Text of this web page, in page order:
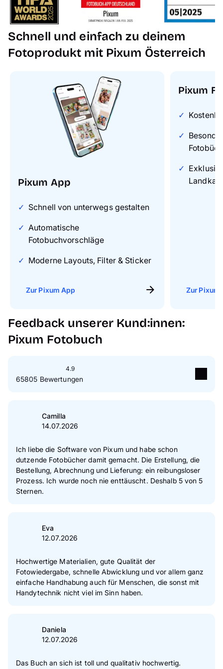
Schokoladenkuchen auchbesondere Gerichte
oder aufwendige Menüshinzu.
Schnell und einfach zu deinem
Fotoprodukt mit Pixum Österreich
Pixum App
Schnell von unterwegs gestalten
Automatische
Fotobuchvorschläge
Moderne Layouts, Filter & Sticker
Zur Pixum App
Pixum
Zur Pixum
Feedback unserer Kund:innen:
Pixum Fotobuch
4.9
65805 Bewertungen
Sterne
Sterne
2 Sterne
1 Sterne 0 %
Zur Echtheit der Bewertungen
Camilla
14.07.2026
Ich liebe die Software von Pixum und habe schon
dutzende Fotobücher damit gemacht. Die Erstellung, die
Bestellung, Abrechnung und Lieferung: ein reibungsloser
Prozess. Ich wurde noch nie enttäuscht. Deshalb 5 von 5
Sternen.
Eva
12.07.2026
Hochwertige Materialien, gute Qualität der
Fotowiedergabe, schnelle Abwicklung und vor allem ganz
einfache Handhabung auch für Menschen, die sonst mit
Handytechnik nicht viel im Sinn haben.
Daniela
12.07.2026
Das Buch an sich ist toll und qualitativ hochwertig.